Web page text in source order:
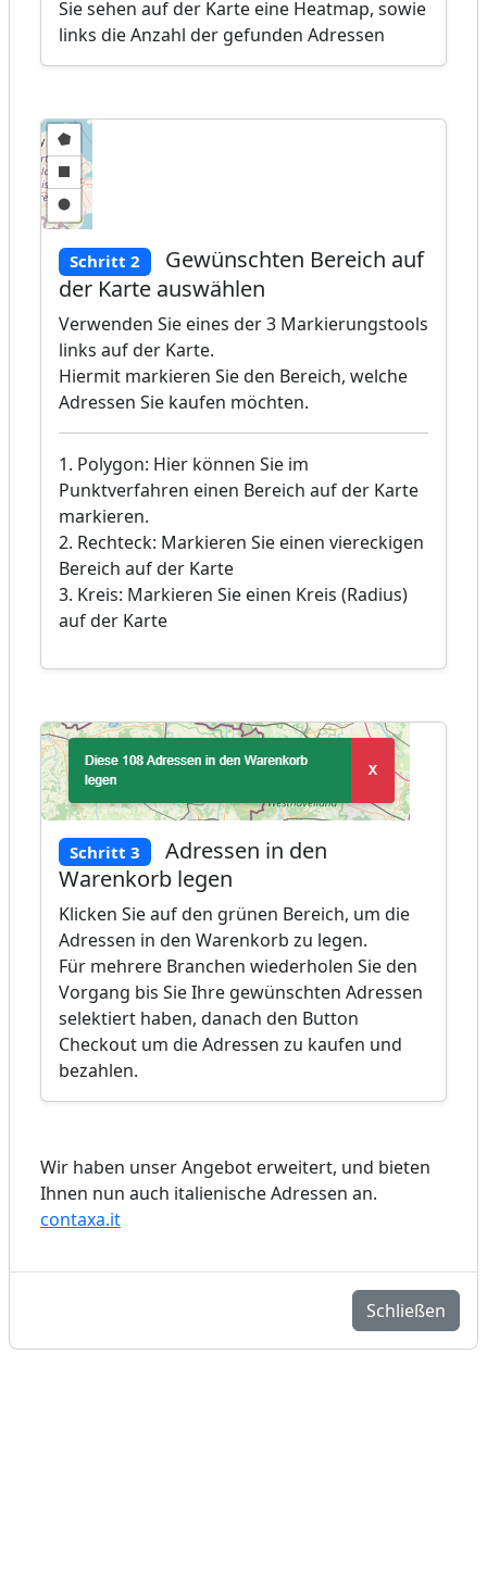
Sie sehen auf der Karte eine Heatmap, sowie
links die Anzahl der gefunden Adressen
Schritt 2
Gewünschten Bereich auf
der Karte auswählen
Verwenden Sie eines der 3 Markierungstools
links auf der Karte.
Hiermit markieren Sie den Bereich, welche
Adressen Sie kaufen möchten.
1. Polygon: Hier können Sie im
Punktverfahren einen Bereich auf der Karte
markieren.
2. Rechteck: Markieren Sie einen viereckigen
Bereich auf der Karte
3. Kreis: Markieren Sie einen Kreis (Radius)
auf der Karte
Schritt 3
Adressen in den
Warenkorb legen
Klicken Sie auf den grünen Bereich, um die
Adressen in den Warenkorb zu legen.
Für mehrere Branchen wiederholen Sie den
Vorgang bis Sie Ihre gewünschten Adressen
selektiert haben, danach den Button
Checkout um die Adressen zu kaufen und
bezahlen.
Wir haben unser Angebot erweitert, und bieten
Ihnen nun auch italienische Adressen an.
contaxa.it
Schließen